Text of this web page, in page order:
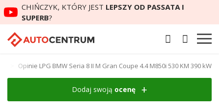
CHIŃCZYK, KTÓRY JEST LEPSZY OD PASSATA I
SUPERB?
Opinie LPG BMW Seria 8 II M Gran Coupe 4.4 M850i 530 KM 390 kW
Dodaj swoją ocenę